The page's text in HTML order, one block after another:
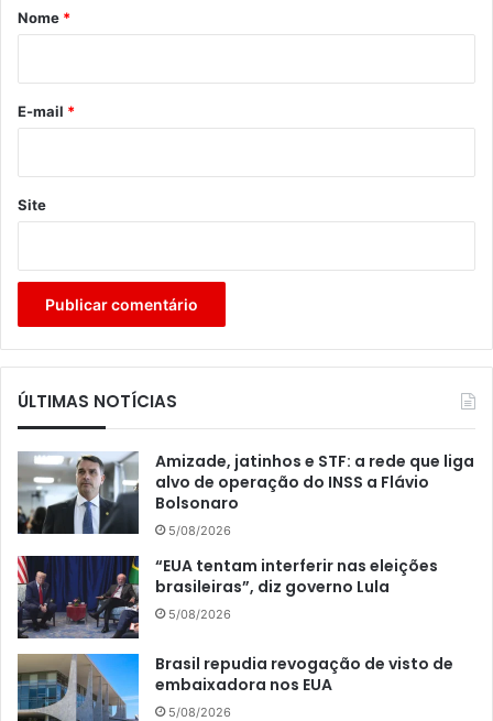
r
*
Nome *
E-mail *
Site
ÚLTIMAS NOTÍCIAS
Amizade, jatinhos e STF: a rede que liga
alvo de operação do INSS a Flávio
Bolsonaro
5/08/2026
“EUA tentam interferir nas eleições
brasileiras”, diz governo Lula
5/08/2026
Brasil repudia revogação de visto de
embaixadora nos EUA
5/08/2026